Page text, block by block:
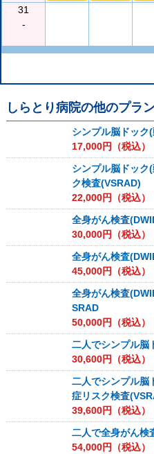
31
-
しらとり病院の他のプラ
シンプル脳ドック
17,000円（税込）
シンプル脳ドック
ク検査(VSRAD)
22,000円（税込）
全身がん検査
30,000円（税込）
全身がん検査
45,000円（税込）
全身がん検査
SRAD
50,000円（税込）
二人でシンプル脳
30,600円（税込）
二人でシンプル脳
症リスク検査
39,600円（税込）
二人で全身がん検
54,000円（税込）